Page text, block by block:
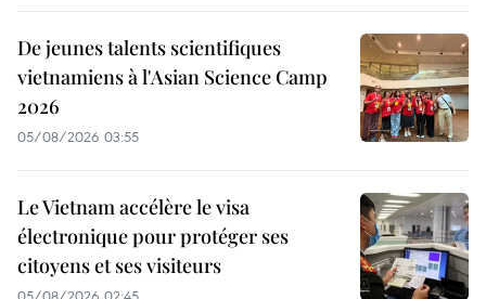
De jeunes talents scientifiques
vietnamiens à l'Asian Science Camp
2026
05/08/2026 03:55
Le Vietnam accélère le visa
électronique pour protéger ses
citoyens et ses visiteurs